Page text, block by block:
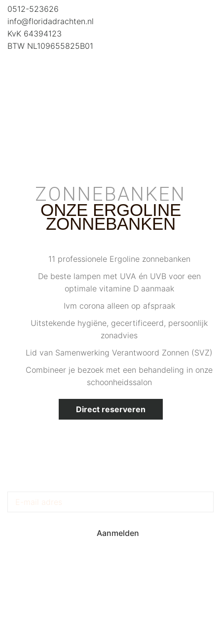
0512-523626
info@floridadrachten.nl
KvK 64394123
BTW NL109655825B01
ZONNEBANKEN
ONZE ERGOLINE
ZONNEBANKEN
11 professionele Ergoline zonnebanken
De beste lampen met UVA én UVB voor een
optimale vitamine D aanmaak
Ivm corona alleen op afspraak
Uitstekende hygiëne, gecertificeerd, persoonlijk
zonadvies
Lid van Samenwerking Verantwoord Zonnen (SVZ)
Combineer je bezoek met een behandeling in onze
schoonheidssalon
Direct reserveren
Aanmelden